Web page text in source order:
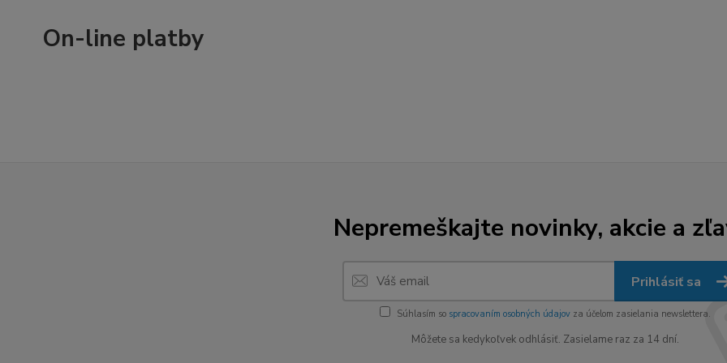
On-line platby
Nepremeškajte novinky, akcie a
Prihlásiť sa
Súhlasím so spracovaním osobných údajov za účelom zasielania newslettera.
Môžete sa kedykoľvek odhlásiť. Zasielame raz za 14 dní.